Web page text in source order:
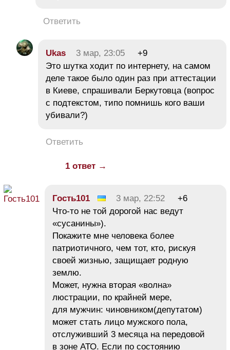
Ответить
Ukas 3 мар, 23:05
+9
Это шутка ходит по интернету, на самом
деле такое было один раз при аттестации
в Киеве, спрашивали Беркутовца (вопрос
с подтекстом, типо помнишь кого ваши
убивали?)
Ответить
1 ответ →
Гость101 3 мар, 22:52
+6
Что-то не той дорогой нас ведут
«сусанины»).
Покажите мне человека более
патриотичного, чем тот, кто, рискуя
своей жизнью, защищает родную
землю.
Может, нужна вторая «волна»
люстрации, по крайней мере,
для мужчин: чиновником(депутатом)
может стать лицо мужского пола,
отслуживший 3 месяца на передовой
в зоне АТО. Если по состоянию